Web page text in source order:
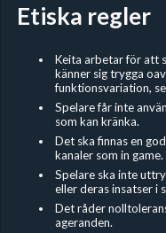
Etiska regler
Keita arbetar för att
känner sig trygga
funktionsvariation,
Spelare får inte
som kan kränka.
Det ska finnas en
kanaler som in game.
Spelare ska inte
eller deras insatser i
Det råder
ageranden.